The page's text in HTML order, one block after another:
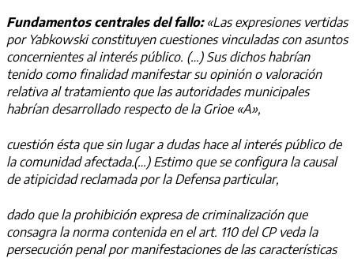
Fundamentos centrales del fallo: «Las expresiones vertidas
por Yabkowski constituyen cuestiones vinculadas con asuntos
concernientes al interés público. (…) Sus dichos habrían
tenido como finalidad manifestar su opinión o valoración
relativa al tratamiento que las autoridades municipales
habrían desarrollado respecto de la Grioe «A»,
cuestión ésta que sin lugar a dudas hace al interés público de
la comunidad afectada.(…) Estimo que se configura la causal
de atipicidad reclamada por la Defensa particular,
dado que la prohibición expresa de criminalización que
consagra la norma contenida en el art. 110 del CP veda la
persecución penal por manifestaciones de las características